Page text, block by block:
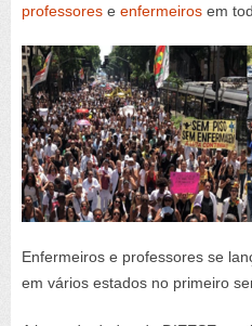
professores e enfermeiros em
Enfermeiros e professores se
em vários estados no primeiro